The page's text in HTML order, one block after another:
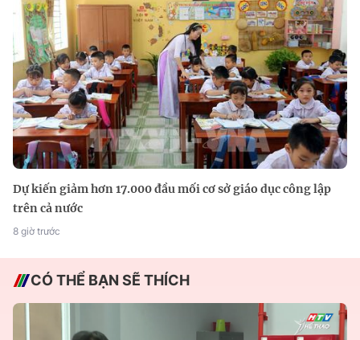
Dự kiến giảm hơn 17.000 đầu mối cơ sở giáo dục công lập
trên cả nước
8 giờ trước
CÓ THỂ BẠN SẼ THÍCH